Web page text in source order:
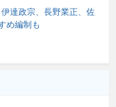
達政宗、長野業正、佐
め編制も